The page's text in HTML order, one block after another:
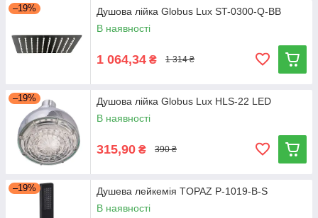
–19%
Душова лійка Globus Lux ST-0300-Q-BB
В наявності
1 064,34 ₴ 1 314 ₴
–19%
Душова лійка Globus Lux HLS-22 LED
В наявності
315,90 ₴ 390 ₴
–19%
Душева лейкемія TOPAZ P-1019-B-S
В наявності